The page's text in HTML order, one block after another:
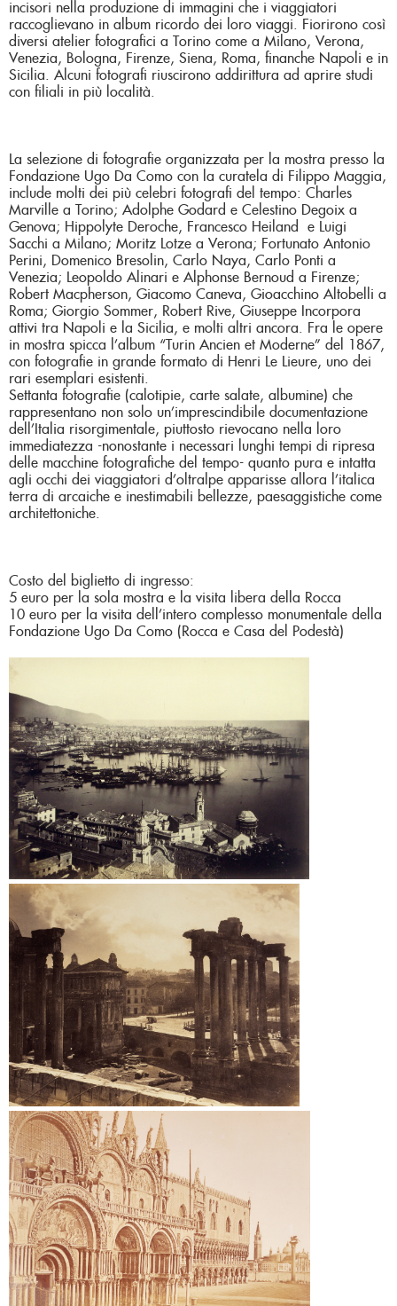
incisori nella produzione di immagini che i viaggiatori
raccoglievano in album ricordo dei loro viaggi. Fiorirono così
diversi atelier fotografici a Torino come a Milano, Verona,
Venezia, Bologna, Firenze, Siena, Roma, finanche Napoli e in
Sicilia. Alcuni fotografi riuscirono addirittura ad aprire studi
con filiali in più località.
La selezione di fotografie organizzata per la mostra presso la
Fondazione Ugo Da Como con la curatela di Filippo Maggia,
include molti dei più celebri fotografi del tempo: Charles
Marville a Torino; Adolphe Godard e Celestino Degoix a
Genova; Hippolyte Deroche, Francesco Heiland e Luigi
Sacchi a Milano; Moritz Lotze a Verona; Fortunato Antonio
Perini, Domenico Bresolin, Carlo Naya, Carlo Ponti a
Venezia; Leopoldo Alinari e Alphonse Bernoud a Firenze;
Robert Macpherson, Giacomo Caneva, Gioacchino Altobelli a
Roma; Giorgio Sommer, Robert Rive, Giuseppe Incorpora
attivi tra Napoli e la Sicilia, e molti altri ancora. Fra le opere
in mostra spicca l’album “Turin Ancien et Moderne” del 1867,
con fotografie in grande formato di Henri Le Lieure, uno dei
rari esemplari esistenti.
Settanta fotografie (calotipie, carte salate, albumine) che
rappresentano non solo un’imprescindibile documentazione
dell’Italia risorgimentale, piuttosto rievocano nella loro
immediatezza -nonostante i necessari lunghi tempi di ripresa
delle macchine fotografiche del tempo- quanto pura e intatta
agli occhi dei viaggiatori d’oltralpe apparisse allora l’italica
terra di arcaiche e inestimabili bellezze, paesaggistiche come
architettoniche.
Costo del biglietto di ingresso:
5 euro per la sola mostra e la visita libera della Rocca
10 euro per la visita dell’intero complesso monumentale della
Fondazione Ugo Da Como (Rocca e Casa del Podestà)